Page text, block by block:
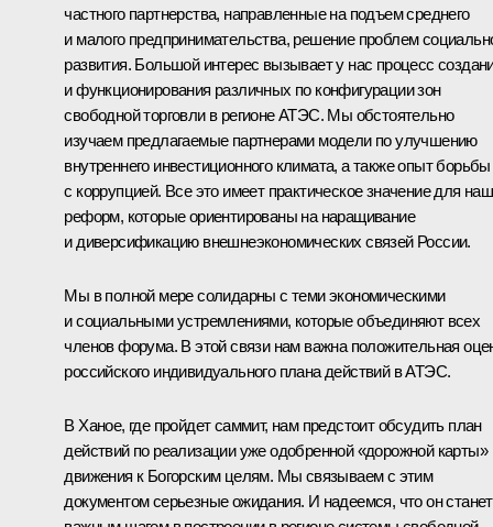
частного партнерства, направленные на подъем среднего
и малого предпринимательства, решение проблем
развития. Большой интерес вызывает у нас процесс
и функционирования различных по конфигурации зон
свободной торговли в регионе АТЭС. Мы обстоятельно
изучаем предлагаемые партнерами модели по улучшению
внутреннего инвестиционного климата, а также опыт борьбы
с коррупцией. Все это имеет практическое значение для
реформ, которые ориентированы на наращивание
и диверсификацию внешнеэкономических связей России.
Мы в полной мере солидарны с теми экономическими
и социальными устремлениями, которые объединяют всех
членов форума. В этой связи нам важна положительная
российского индивидуального плана действий в АТЭС.
В Ханое, где пройдет саммит, нам предстоит обсудить план
действий по реализации уже одобренной «дорожной карты»
движения к Богорским целям. Мы связываем с этим
документом серьезные ожидания. И надеемся, что он станет